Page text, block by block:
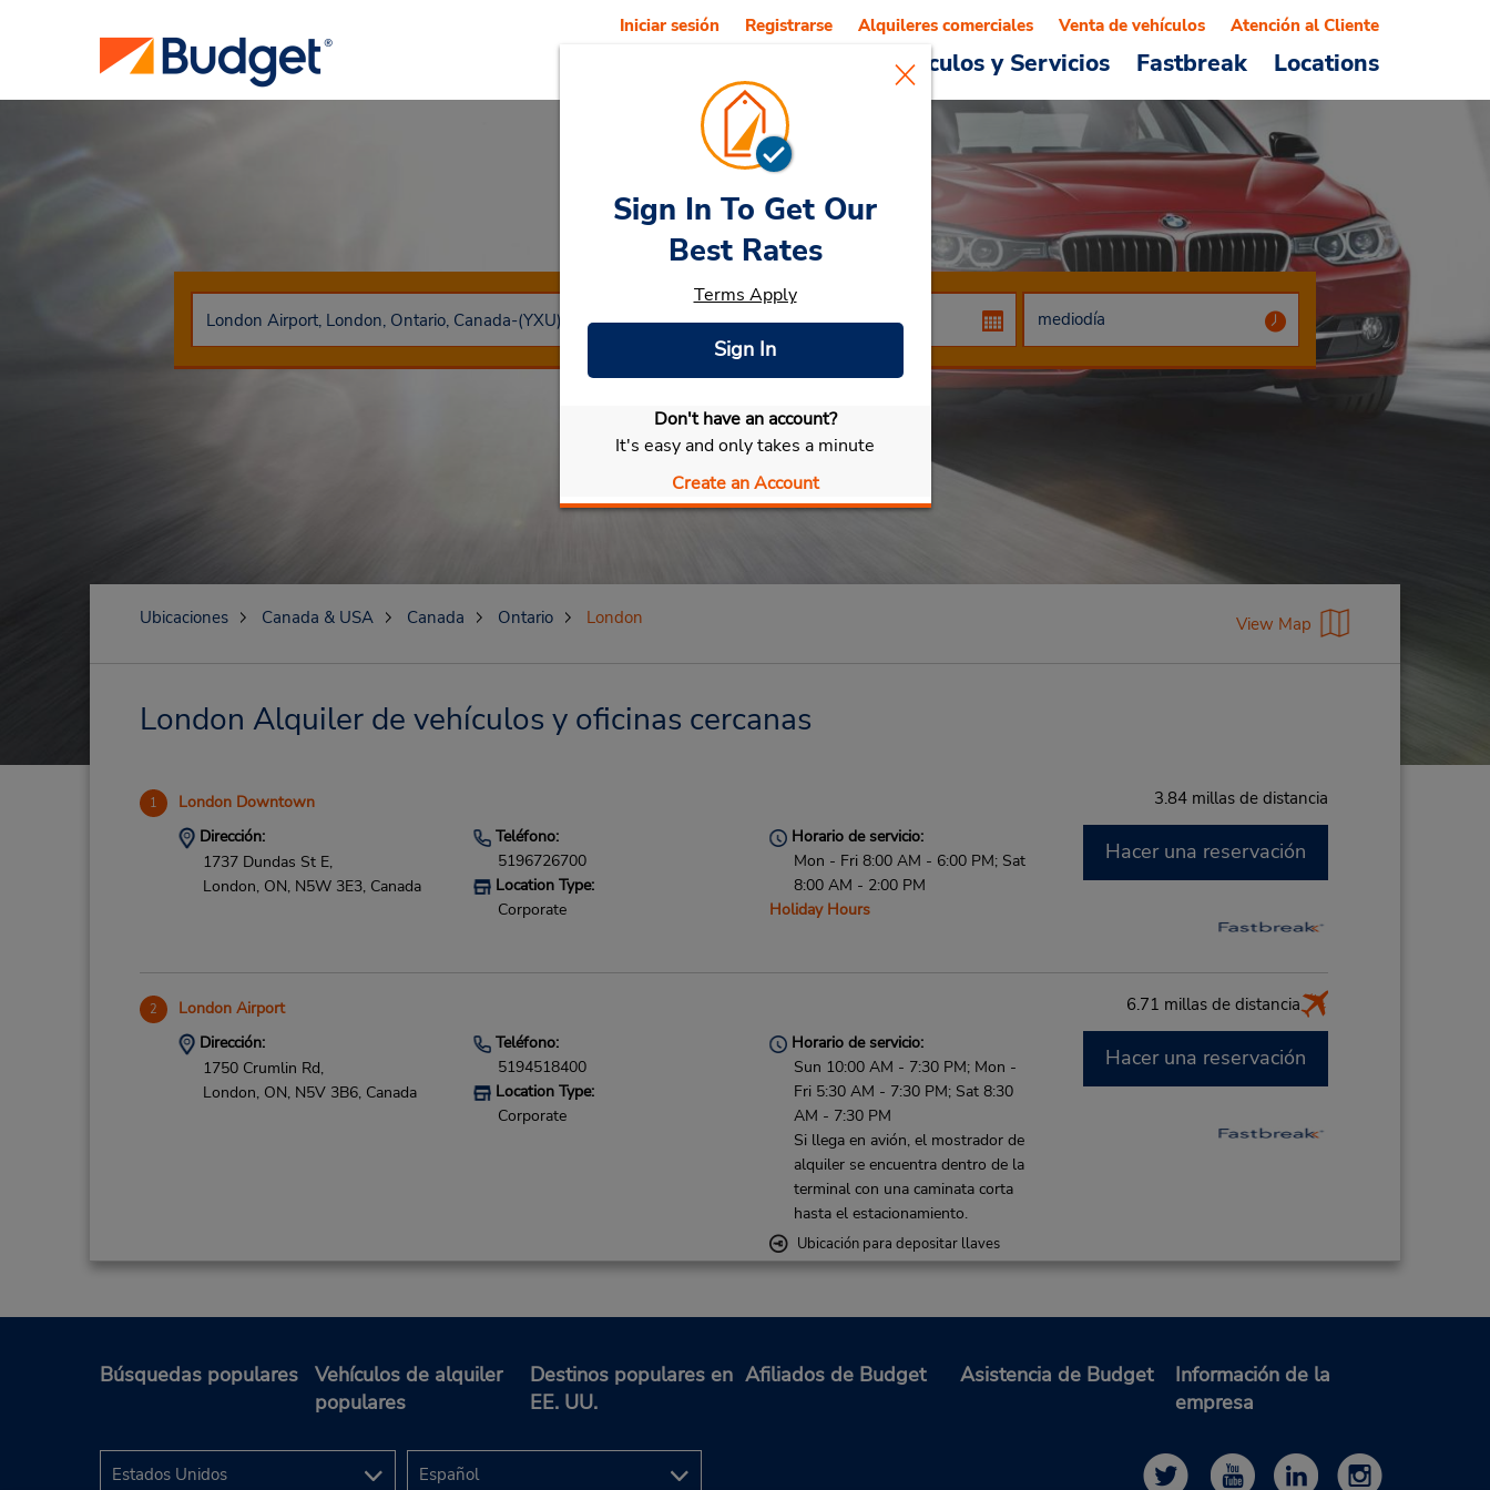
Vehículos y Servicios Fastbreak Locations
Iniciar sesión Registrarse Alquileres comerciales Venta de vehículos Atención al Cliente
Car RentalLondon
Seleccionar mi vehículo
Sign In To Get Our
Best Rates
Terms Apply
Sign In
Don't have an account?
It's easy and only takes a minute
Create an Account
Ubicaciones Canada & USA Canada Ontario London View Map
London Alquiler de vehículos y oficinas cercanas
1 London Downtown 3.84 millas de distancia
Dirección:
1737 Dundas St E,
London, ON, N5W 3E3, Canada
Teléfono:
5196726700
Location Type:
Corporate
Horario de servicio:
Mon - Fri 8:00 AM - 6:00 PM; Sat
8:00 AM - 2:00 PM
Holiday Hours
Hacer una reservación
2 London Airport 6.71 millas de distancia
Dirección:
1750 Crumlin Rd,
London, ON, N5V 3B6, Canada
Teléfono:
5194518400
Location Type:
Corporate
Horario de servicio:
Sun 10:00 AM - 7:30 PM; Mon -
Fri 5:30 AM - 7:30 PM; Sat 8:30
AM - 7:30 PM
Si llega en avión, el mostrador de
alquiler se encuentra dentro de la
terminal con una caminata corta
hasta el estacionamiento.
Ubicación para depositar llaves
Hacer una reservación
Búsquedas populares
Vehículos de alquiler
populares
Destinos populares en
EE. UU.
Afiliados de Budget Asistencia de Budget
Información de la
empresa